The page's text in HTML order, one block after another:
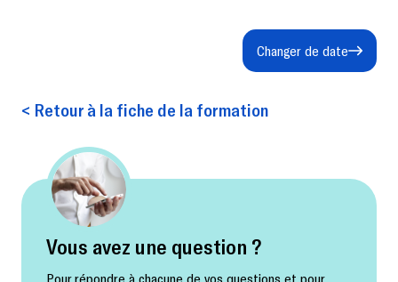
Changer de date
< Retour à la fiche de la formation
Vous avez une question ?
Pour répondre à chacune de vos questions et pour